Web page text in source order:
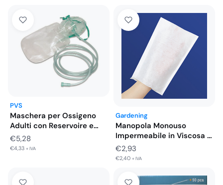
PVS
Maschera per Ossigeno
Adulti con Reservoire e
Tubo
€5,28
€4,33 + IVA
Gardening
Manopola Monouso
Impermeabile in Viscosa e
Poliestere 50…
€2,93
€2,40 + IVA